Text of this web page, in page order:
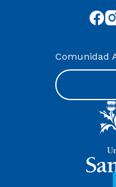
Comunidad